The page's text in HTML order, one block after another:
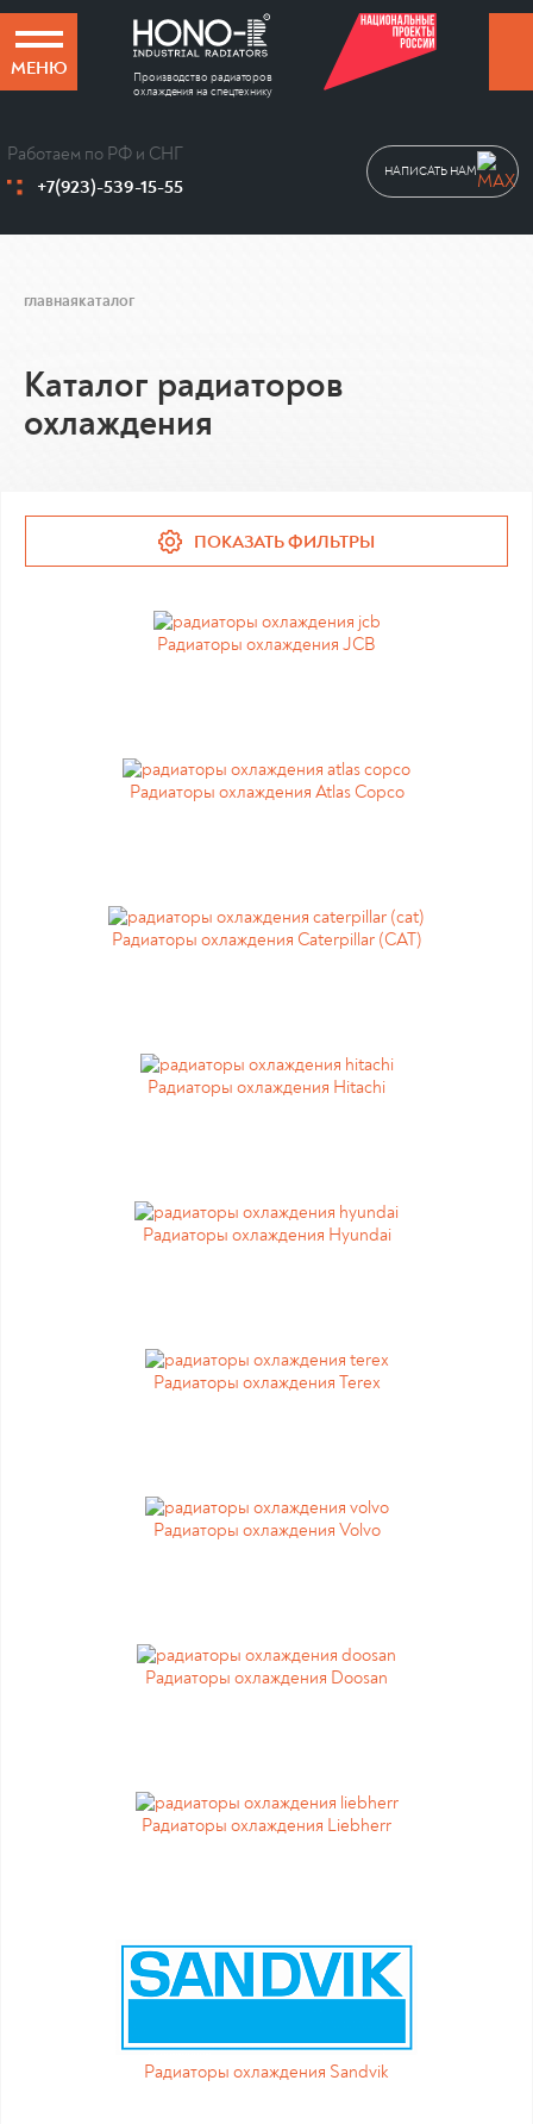
МЕНЮ
Производство радиаторов
охлаждения на спецтехнику
НАПИСАТЬ НАМ
Работаем по РФ и СНГ
+7(923)-539-15-55
главнаякаталог
Каталог радиаторов
охлаждения
ПОКАЗАТЬ ФИЛЬТРЫ
Радиаторы охлаждения JCB
Радиаторы охлаждения Atlas Copco
Радиаторы охлаждения Caterpillar (CAT)
Радиаторы охлаждения Hitachi
Радиаторы охлаждения Hyundai
Радиаторы охлаждения Terex
Радиаторы охлаждения Volvo
Радиаторы охлаждения Doosan
Радиаторы охлаждения Liebherr
Радиаторы охлаждения Sandvik